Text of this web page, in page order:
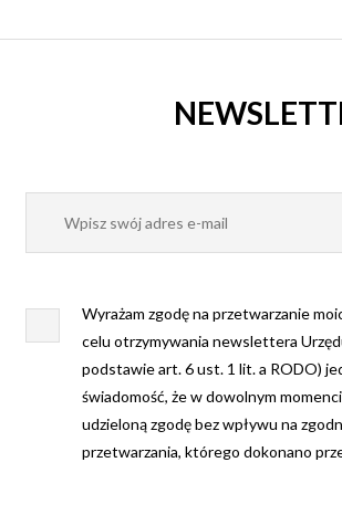
Wyrażam zgodę na przetwarzanie
celu otrzymywania newslettera
podstawie art. 6 ust. 1 lit. a RODO)
świadomość, że w dowolnym
udzieloną zgodę bez wpływu na
przetwarzania, którego dokonano